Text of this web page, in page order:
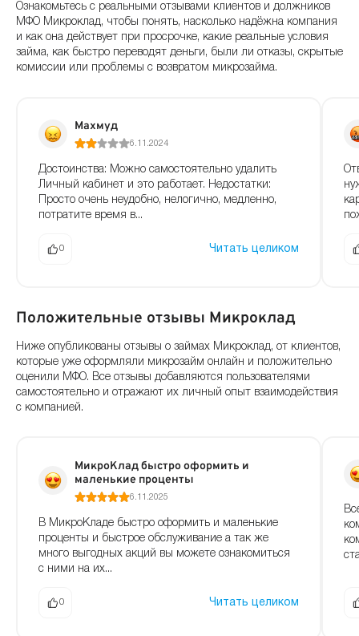
Ознакомьтесь с реальными отзывами клиентов и должников
МФО Микроклад, чтобы понять, насколько надёжна компания
и как она действует при просрочке, какие реальные условия
займа, как быстро переводят деньги, были ли отказы, скрытые
комиссии или проблемы с возвратом микрозайма.
Махмуд
6.11.2024
Достоинства: Можно самостоятельно удалить
Личный кабинет и это работает. Недостатки:
Просто очень неудобно, нелогично, медленно,
потратите время в...
0 Читать целиком
Положительные отзывы Микроклад
Ниже опубликованы отзывы о займах Микроклад, от клиентов,
которые уже оформляли микрозайм онлайн и положительно
оценили МФО. Все отзывы добавляются пользователями
самостоятельно и отражают их личный опыт взаимодействия
с компанией.
МикроКлад быстро оформить и
маленькие проценты
6.11.2025
В МикроКладе быстро оформить и маленькие
проценты и быстрое обслуживание а так же
много выгодных акций вы можете ознакомиться
с ними на их...
0 Читать целиком